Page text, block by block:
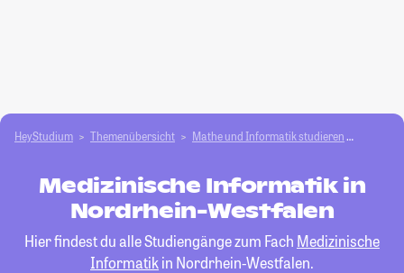
HeyStudium Themenübersicht Mathe und Informatik studieren
Medizinische Informatik in
Nordrhein-Westfalen
Hier findest du alle Studiengänge zum Fach Medizinische
Informatikin Nordrhein-Westfalen.